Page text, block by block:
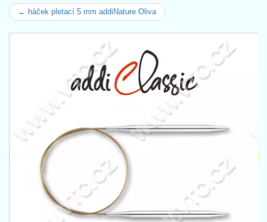
← háček pletací 5 mm addiNature Oliva